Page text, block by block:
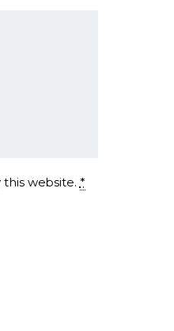
website. *